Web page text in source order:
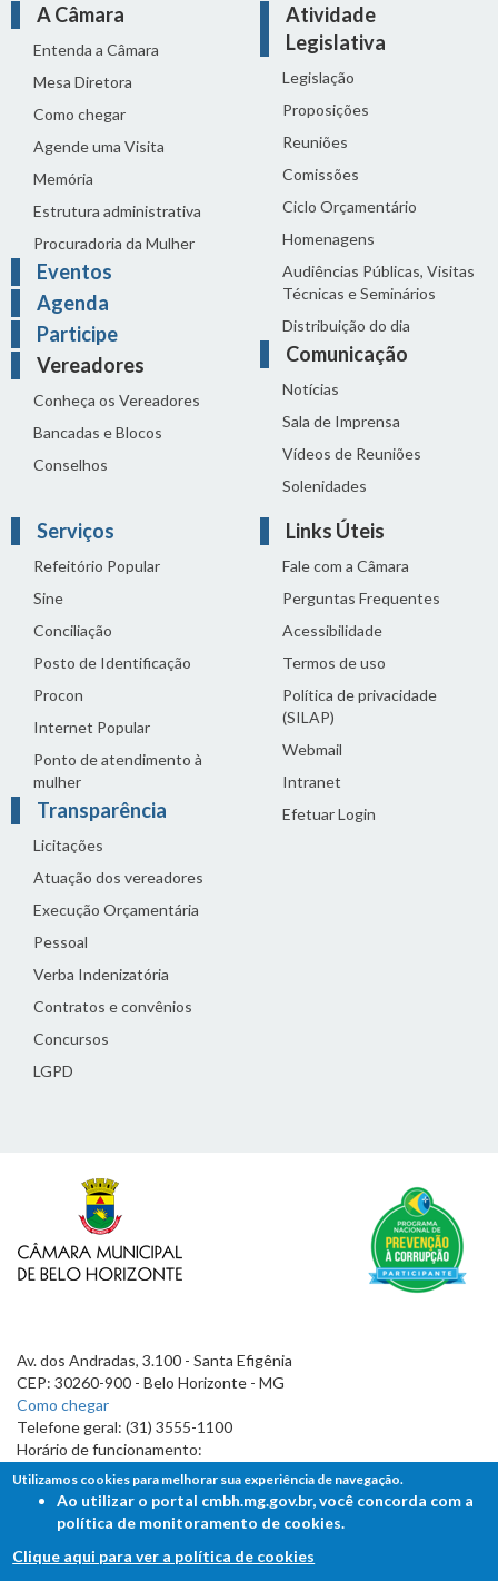
A Câmara
Entenda a Câmara
Mesa Diretora
Como chegar
Agende uma Visita
Memória
Estrutura administrativa
Procuradoria da Mulher
Eventos
Agenda
Participe
Vereadores
Conheça os Vereadores
Bancadas e Blocos
Conselhos
Atividade
Legislativa
Legislação
Proposições
Reuniões
Comissões
Ciclo Orçamentário
Homenagens
Audiências Públicas, Visitas
Técnicas e Seminários
Distribuição do dia
Comunicação
Notícias
Sala de Imprensa
Vídeos de Reuniões
Solenidades
Serviços
Refeitório Popular
Sine
Conciliação
Posto de Identificação
Procon
Internet Popular
Ponto de atendimento à
mulher
Transparência
Licitações
Atuação dos vereadores
Execução Orçamentária
Pessoal
Verba Indenizatória
Contratos e convênios
Concursos
LGPD
Links Úteis
Fale com a Câmara
Perguntas Frequentes
Acessibilidade
Termos de uso
Política de privacidade
(SILAP)
Webmail
Intranet
Efetuar Login
Av. dos Andradas, 3.100 - Santa Efigênia
CEP: 30260-900 - Belo Horizonte - MG
Como chegar
Telefone geral: (31) 3555-1100
Horário de funcionamento:
7h às 19h
Utilizamos cookies para melhorar sua experiência de navegação.
Ao utilizar o portal cmbh.mg.gov.br, você concorda com a
política de monitoramento de cookies.
Clique aqui para ver a política de cookies